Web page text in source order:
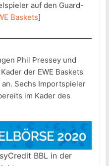
auf den Guard-
Baskets]
Phil Pressey und
der EWE Baskets
Sechs Importspieler
im Kader des
BBL in der